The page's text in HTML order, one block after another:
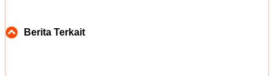
Berita Terkait